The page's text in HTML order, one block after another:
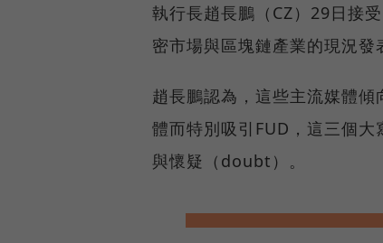
執行長趙長鵬（CZ）29日接
密市場與區塊鏈產業的現況發
趙長鵬認為，這些主流媒體
體而特別吸引FUD，這三個
與懷疑（doubt）。